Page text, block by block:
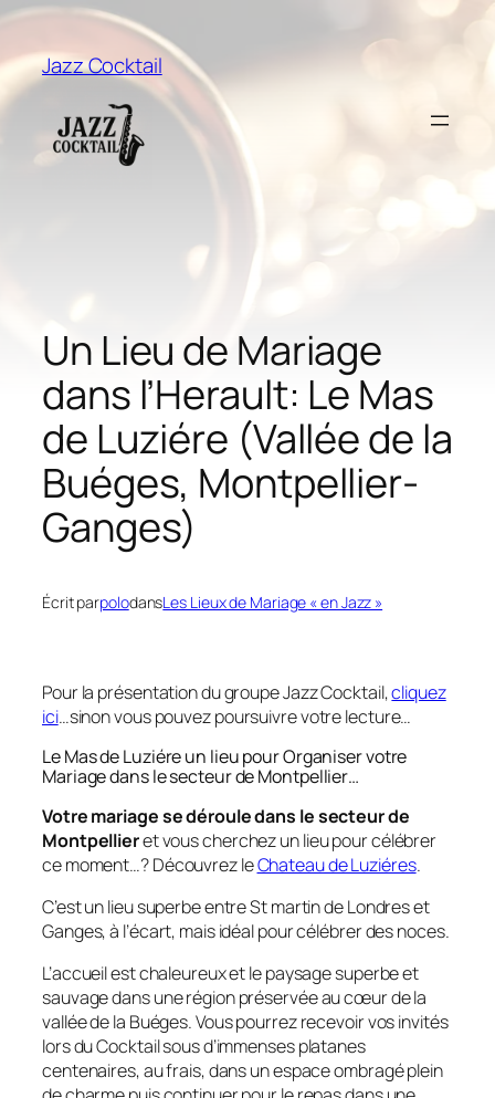
Aller
au
contenu
Jazz Cocktail
Un Lieu de Mariage
dans l’Herault: Le Mas
de Luziére (Vallée de la
Buéges, Montpellier-
Ganges)
Écrit parpolodansLes Lieux de Mariage « en Jazz »
Pour la présentation du groupe Jazz Cocktail,cliquez
ici…sinon vous pouvez poursuivre votre lecture…
Le Mas de Luziére un lieu pour Organiser votre
Mariage dans le secteur de Montpellier…
Votre mariage se déroule dans le secteur de
Montpellieret vous cherchez un lieu pour célébrer
ce moment…? Découvrez leChateau de Luziéres.
C’est un lieu superbe entre St martin de Londres et
Ganges, à l’écart, mais idéal pour célébrer des noces.
L’accueil est chaleureux et le paysage superbe et
sauvage dans une région préservée au cœur de la
vallée de la Buéges. Vous pourrez recevoir vos invités
lors du Cocktail sous d’immenses platanes
centenaires, au frais, dans un espace ombragé plein